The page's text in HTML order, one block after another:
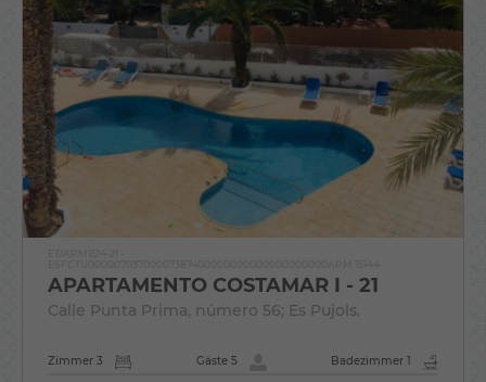
APARTAMENTO COSTAMAR I - 21
Calle Punta Prima, número 56; Es Pujols.
Zimmer 3 Gäste 5 Badezimmer 1